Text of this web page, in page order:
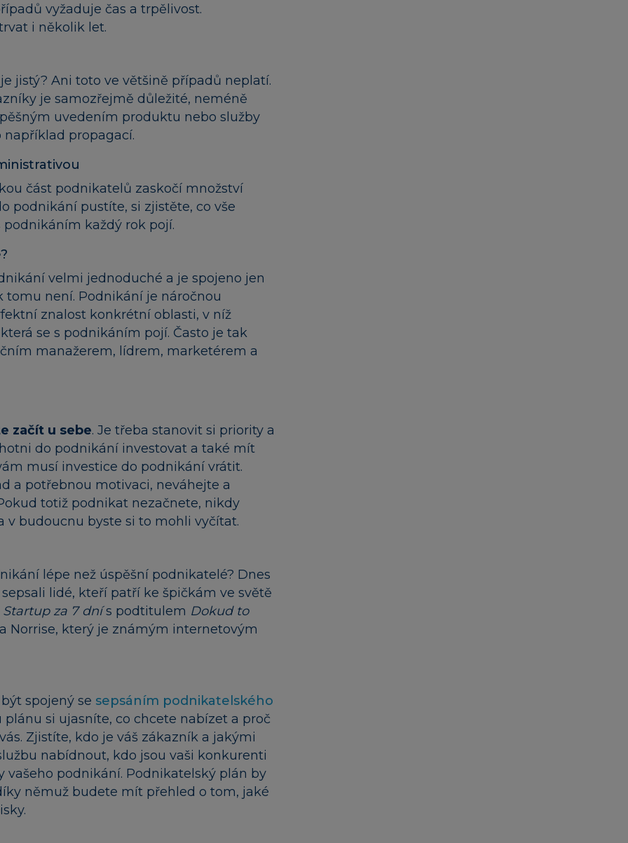
vyžaduje čas a trpělivost.
i několik let.
jistý? Ani toto ve většině případů neplatí.
je samozřejmě důležité, neméně
uvedením produktu nebo služby
například propagací.
část podnikatelů zaskočí množství
podnikání pustíte, si zjistěte, co vše
každý rok pojí.
velmi jednoduché a je spojeno jen
tomu není. Podnikání je náročnou
znalost konkrétní oblasti, v níž
se s podnikáním pojí. Často je tak
manažerem, lídrem, marketérem a
začít u sebe. Je třeba stanovit si priority a
do podnikání investovat a také mít
musí investice do podnikání vrátit.
a potřebnou motivaci, neváhejte a
totiž podnikat nezačnete, nikdy
v budoucnu byste si to mohli vyčítat.
lépe než úspěšní podnikatelé? Dnes
lidé, kteří patří ke špičkám ve světě
Startup za 7 dnís podtitulem Dokud to
Norrise, který je známým internetovým
spojený se sepsáním podnikatelského
si ujasníte, co chcete nabízet a proč
Zjistíte, kdo je váš zákazník a jakými
nabídnout, kdo jsou vaši konkurenti
vašeho podnikání. Podnikatelský plán by
němuž budete mít přehled o tom, jaké